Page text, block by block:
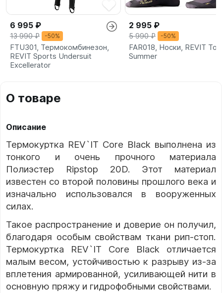
6 995 ₽
13 990 ₽ -50%
FTU301, Термокомбинезон,
REVIT Sports Undersuit
Excellerator
2 995 ₽
5 990 ₽ -50%
FAR018, Носки, REVIT
Summer
О товаре
Описание
Термокуртка REV`IT Core Black выполнена из
тонкого и очень прочного материала
Полиэстер Ripstop 20D. Этот материал
известен со второй половины прошлого века и
изначально использовался в вооруженных
силах.
Такое распространение и доверие он получил,
благодаря особым свойствам ткани рип-стоп.
Термокуртка REV`IT Core Black отличается
малым весом, устойчивостью к разрыву из-за
вплетения армированной, усиливающей нити в
основную пряжу и гидрофобными свойствами.